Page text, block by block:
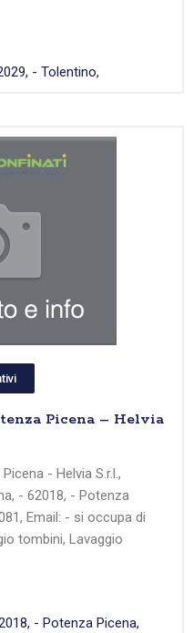
- Tolentino,
Picena – Helvia
- Helvia S.r.l.,
- 62018, - Potenza
Email: - si occupa di
tombini, Lavaggio
- Potenza Picena,